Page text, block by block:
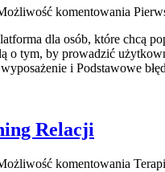
komentowania
dla osób, które chcą
o tym, by prowadzić
i Podstawowe
Relacji
komentowania